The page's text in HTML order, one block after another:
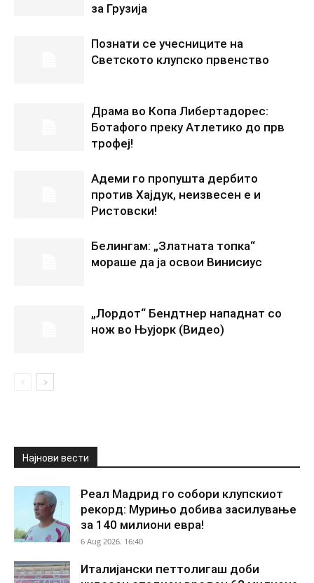
за Грузија
Познати се учесниците на
Светското клупско првенство
Драма во Копа Либертадорес:
Ботафого преку Атлетико до прв
трофеј!
Адеми го пропушта дербито
против Хајдук, неизвесен е и
Ристовски!
Белингам: „Златната топка“
мораше да ја освои Винисиус
„Лордот“ Бендтнер нападнат со
нож во Њујорк (Видео)
Најнови вести
Реал Мадрид го собори клупскиот
рекорд: Мурињо добива засилување
за 140 милиони евра!
6 Aug 2026. 16:40
Италијански петтолигаш доби